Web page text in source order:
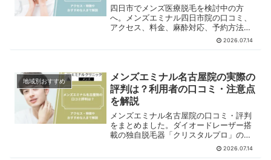
四日市でメンズ医療脱毛を検討中の方
へ。メンズエミナル四日市院の口コミ、
アクセス、料金、麻酔対応、予約方法を
詳しく紹介。通いやすさや実際の評判も
2026.07.14
地域別おすすめ
メンズエミナル名古屋院の実際の
評判は？利用者の口コミ・注意点
を解説
メンズエミナル名古屋院の口コミ・評判
をまとめました。ダイオードレーザー搭
載の独自脱毛器「クリスタルプロ」の解
説や、麻酔無料の施術環境など、実際の
利用者の声をもとに特徴をわかりやすく
2026.07.14